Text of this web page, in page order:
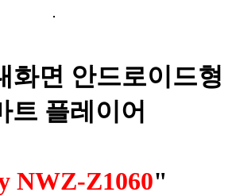
화면 안드로이드형
트 플레이어
NWZ-Z1060"